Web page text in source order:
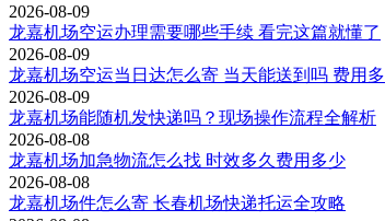
2026-08-09
龙嘉机场空运办理需要哪些手续 看完这篇就懂了
2026-08-09
龙嘉机场空运当日达怎么寄 当天能送到吗 费用多
2026-08-09
龙嘉机场能随机发快递吗？现场操作流程全解析
2026-08-08
龙嘉机场加急物流怎么找 时效多久费用多少
2026-08-08
龙嘉机场件怎么寄 长春机场快递托运全攻略